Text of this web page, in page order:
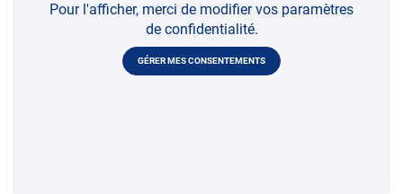
Pour l'afficher, merci de modifier vos paramètres
de confidentialité.
GÉRER MES CONSENTEMENTS